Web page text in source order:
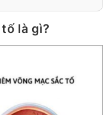
là gì?